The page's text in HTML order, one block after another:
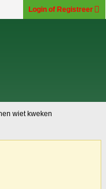
Login of Registreer
wiet kweken